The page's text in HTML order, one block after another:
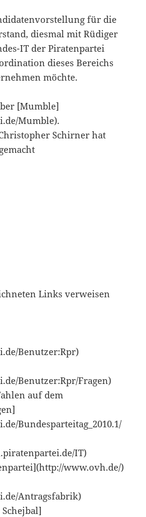
für die
diesmal mit Rüdiger
IT der Piratenpartei
dieses Bereichs
möchte.
[Mumble]
Mumble).
Schirner hat
Links verweisen
Benutzer:Rpr)
Benutzer:Rpr/Fragen)
auf dem
Bundesparteitag_2010.1/
IT)
www.ovh.de/)
Antragsfabrik)